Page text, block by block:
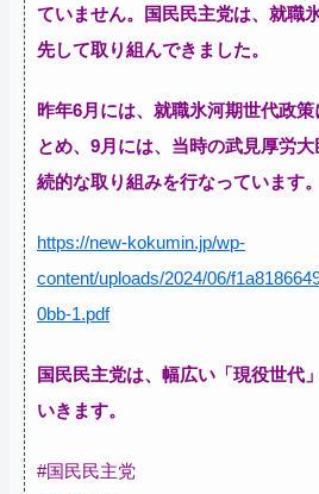
ていません。国民民主党は、就職
先して取り組んできました。
昨年6月には、就職氷河期世代政
とめ、9月には、当時の武見厚労
続的な取り組みを行なっています。
https://new-kokumin.jp/wp-
content/uploads/2024/06/
0bb-1.pdf
国民民主党は、幅広い「現役世代
いきます。
#国民民主党